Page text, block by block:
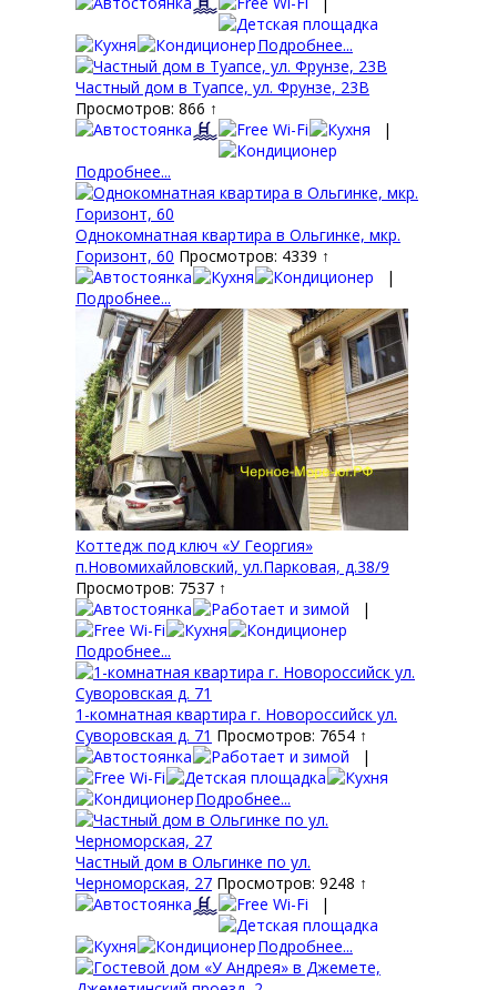
Подробнее...
Частный дом в Туапсе, ул. Фрунзе, 23В
Просмотров: 866 ↑
|
Подробнее...
Однокомнатная квартира в Ольгинке, мкр.
Горизонт, 60 Просмотров: 4339 ↑
|
Подробнее...
Коттедж под ключ «У Георгия»
п.Новомихайловский, ул.Парковая, д.38/9
Просмотров: 7537 ↑
|
Подробнее...
1-комнатная квартира г. Новороссийск ул.
Суворовская д. 71 Просмотров: 7654 ↑
|
Подробнее...
Частный дом в Ольгинке по ул.
Черноморская, 27 Просмотров: 9248 ↑
|
Подробнее...